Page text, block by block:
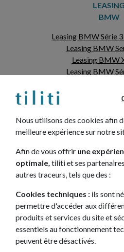
Nous utilisons des cookies afin
meilleure expérience sur notre
Afin de vous offrir une
optimale, tiliti et ses
autres traceurs, tels que des :
Cookies techniques : ils sont
permettre d'accéder aux
produits et services du site et
essentiels au fonctionnement
peuvent être désactivés.
LEASING
BMW
Leasing BMW Série
Leasing BMW
Leasing BMW
Leasing BMW
Leasing BMW
LEASING
Leasing Mercedes
Leasing Mercedes CLA
Leasing
Leasing Mercedes